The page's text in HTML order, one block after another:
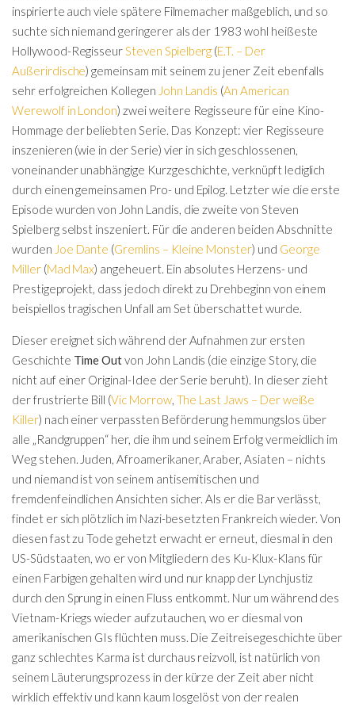
inspirierte auch viele spätere Filmemacher maßgeblich, und so
suchte sich niemand geringerer als der 1983 wohl heißeste
Hollywood-Regisseur Steven Spielberg (E.T. – Der
Außerirdische) gemeinsam mit seinem zu jener Zeit ebenfalls
sehr erfolgreichen Kollegen John Landis (An American
Werewolf in London) zwei weitere Regisseure für eine Kino-
Hommage der beliebten Serie. Das Konzept: vier Regisseure
inszenieren (wie in der Serie) vier in sich geschlossenen,
voneinander unabhängige Kurzgeschichte, verknüpft lediglich
durch einen gemeinsamen Pro- und Epilog. Letzter wie die erste
Episode wurden von John Landis, die zweite von Steven
Spielberg selbst inszeniert. Für die anderen beiden Abschnitte
wurden Joe Dante (Gremlins – Kleine Monster) und George
Miller(Mad Max) angeheuert. Ein absolutes Herzens- und
Prestigeprojekt, dass jedoch direkt zu Drehbeginn von einem
beispiellos tragischen Unfall am Set überschattet wurde.
Dieser ereignet sich während der Aufnahmen zur ersten
Geschichte Time Outvon John Landis (die einzige Story, die
nicht auf einer Original-Idee der Serie beruht). In dieser zieht
der frustrierte Bill (Vic Morrow, The Last Jaws – Der weiße
Killer) nach einer verpassten Beförderung hemmungslos über
alle „Randgruppen“ her, die ihm und seinem Erfolg vermeidlich im
Weg stehen. Juden, Afroamerikaner, Araber, Asiaten – nichts
und niemand ist von seinem antisemitischen und
fremdenfeindlichen Ansichten sicher. Als er die Bar verlässt,
findet er sich plötzlich im Nazi-besetzten Frankreich wieder. Von
diesen fast zu Tode gehetzt erwacht er erneut, diesmal in den
US-Südstaaten, wo er von Mitgliedern des Ku-Klux-Klans für
einen Farbigen gehalten wird und nur knapp der Lynchjustiz
durch den Sprung in einen Fluss entkommt. Nur um während des
Vietnam-Kriegs wieder aufzutauchen, wo er diesmal von
amerikanischen GIs flüchten muss. Die Zeitreisegeschichte über
ganz schlechtes Karma ist durchaus reizvoll, ist natürlich von
seinem Läuterungsprozess in der kürze der Zeit aber nicht
wirklich effektiv und kann kaum losgelöst von der realen